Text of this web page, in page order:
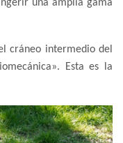
una amplia gama
cráneo intermedio del
Esta es la